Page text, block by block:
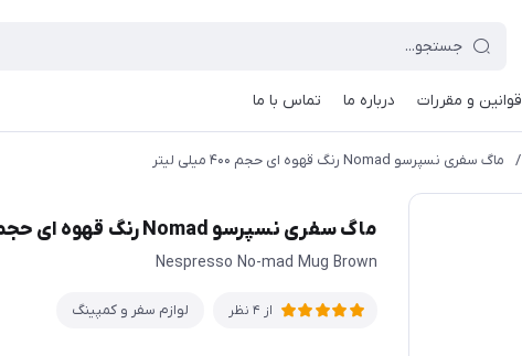
قوانین و مقررات درباره ما تماس با ما
/ ماگ سفری نسپرسو Nomad رنگ قهوه ای حجم ۴۰۰ میلی لیتر
ماگ سفری نسپرسو Nomad رنگ قهوه ای حجم ۴۰۰ میلی لیتر
Nespresso No-mad Mug Brown
از 4 نظر لوازم سفر و کمپینگ